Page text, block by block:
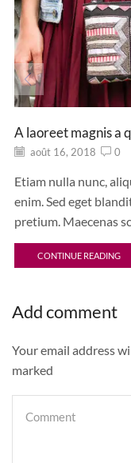
A laoreet magnis a
août 16, 2018 0
Etiam nulla nunc,
enim. Sed eget
pretium. Maecenas
CONTINUE READING
Add comment
Your email address
marked